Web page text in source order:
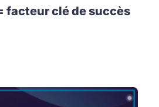
facteur clé de succès